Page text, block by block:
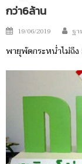
กว่า6ล้าน
Posted
19/06/2019 ฐ
พายุพัดกระหน่ำไม่ถึ